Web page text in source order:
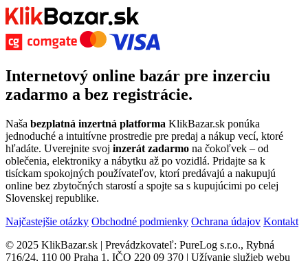
Internetový online bazár pre inzerciu
zadarmo a bez registrácie.
Naša bezplatná inzertná platforma KlikBazar.sk ponúka
jednoduché a intuitívne prostredie pre predaj a nákup vecí, ktoré
hľadáte. Uverejnite svoj inzerát zadarmo na čokoľvek – od
oblečenia, elektroniky a nábytku až po vozidlá. Pridajte sa k
tisíckam spokojných používateľov, ktorí predávajú a nakupujú
online bez zbytočných starostí a spojte sa s kupujúcimi po celej
Slovenskej republike.
Najčastejšie otázky Obchodné podmienky Ochrana údajov Kontakt
© 2025 KlikBazar.sk | Prevádzkovateľ: PureLog s.r.o., Rybná
716/24, 110 00 Praha 1, IČO 220 09 370 | Užívanie služieb webu